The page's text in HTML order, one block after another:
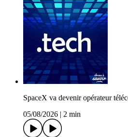
SpaceX va devenir opérateur
05/08/2026
2 min